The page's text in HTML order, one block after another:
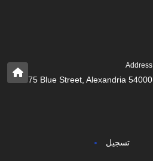
Address
75 Blue Street, Alexandria 54000
تسجيل